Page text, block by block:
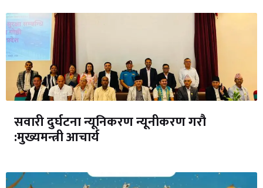
सवारी दुर्घटना न्यूनिकरण न्यूनीकरण गरौ
:मुख्यमन्त्री आचार्य